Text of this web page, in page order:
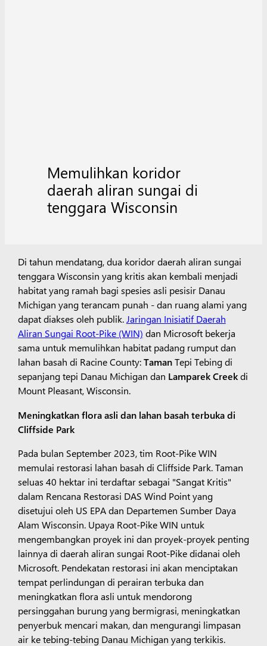
Memulihkan koridor
daerah aliran sungai di
tenggara Wisconsin
Di tahun mendatang, dua koridor daerah aliran sungai
tenggara Wisconsin yang kritis akan kembali menjadi
habitat yang ramah bagi spesies asli pesisir Danau
Michigan yang terancam punah - dan ruang alami yang
dapat diakses oleh publik.Jaringan Inisiatif Daerah
Aliran Sungai Root-Pike (WIN) dan Microsoft bekerja
sama untuk memulihkan habitat padang rumput dan
lahan basah di Racine County:TamanTepi Tebing di
sepanjang tepi Danau Michigan dan Lamparek Creekdi
Mount Pleasant, Wisconsin.
Meningkatkanflora asli dan lahan basah terbuka di
Cliffside Park
Pada bulan September 2023, tim Root-Pike WIN
memulai restorasi lahan basah di Cliffside Park. Taman
seluas 40 hektar ini terdaftar sebagai "Sangat Kritis"
dalam Rencana Restorasi DAS Wind Point yang
disetujui oleh US EPA dan Departemen Sumber Daya
Alam Wisconsin. Upaya Root-Pike WIN untuk
mengembangkan proyek ini dan proyek-proyek penting
lainnya di daerah aliran sungai Root-Pike didanai oleh
Microsoft. Pendekatan restorasi ini akan menciptakan
tempat perlindungan di perairan terbuka dan
meningkatkan flora asli untuk mendorong
persinggahan burung yang bermigrasi, meningkatkan
penyerbuk mencari makan, dan mengurangi limpasan
air ke tebing-tebing Danau Michigan yang terkikis.